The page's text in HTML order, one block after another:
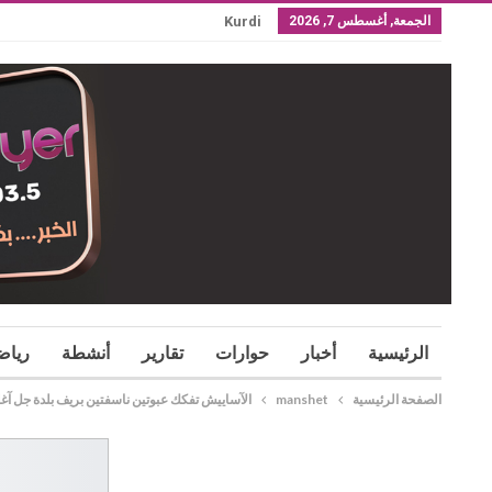
الجمعة, أغسطس 7, 2026 Kurdi
الرئيسية أخبار حوارات تقارير أنشطة
الصفحة الرئيسية manshet الآساييش تفكك عبوتين ناسفتين بريف بلدة جل